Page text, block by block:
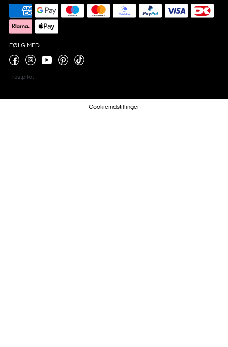
FØLG MED
Trustpilot
Cookieindstillinger